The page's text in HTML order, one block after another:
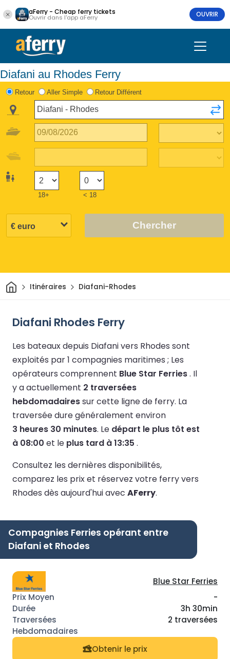
aFerry - Cheap ferry tickets
Ouvrir dans l'app aFerry OUVRIR
Diafani au Rhodes Ferry
Retour Aller Simple Retour Différent
18+ < 18
Chercher
Maison
Itinéraires Diafani-Rhodes
Diafani Rhodes Ferry
Les bateaux depuis Diafani vers Rhodes sont
exploités par 1 compagnies maritimes ; Les
opérateurs comprennent Blue Star Ferries. Il
y a actuellement 2 traversées
hebdomadairessur cette ligne de ferry. La
traversée dure généralement environ
3 heures 30 minutes. Le départ le plus tôt est
à 08:00 et le plus tard à 13:35 .
Consultez les dernières disponibilités,
comparez les prix et réservez votre ferry vers
Rhodes dès aujourd'hui avec AFerry.
Compagnies Ferries opérant entre
Diafani et Rhodes
Blue Star Ferries
-
3h 30min
2 traversées
Obtenir le prix